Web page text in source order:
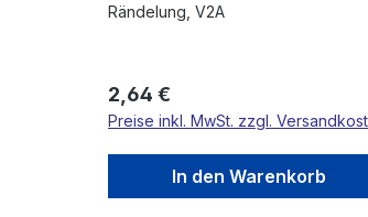
Rändelung, V2A
Regulärer Preis:
2,64 €
Preise inkl. MwSt. zzgl.
In den Warenkorb